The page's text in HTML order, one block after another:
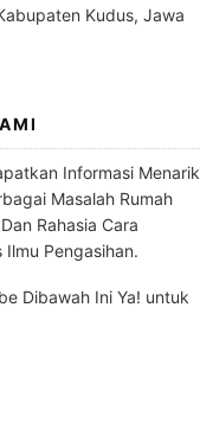
Kudus, Jawa
Informasi Menarik
Masalah Rumah
Rahasia Cara
Pengasihan.
Dibawah Ini Ya! untuk